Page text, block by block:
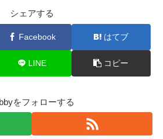
シェアする
Facebook はてブ
LINE コピー
をフォローする